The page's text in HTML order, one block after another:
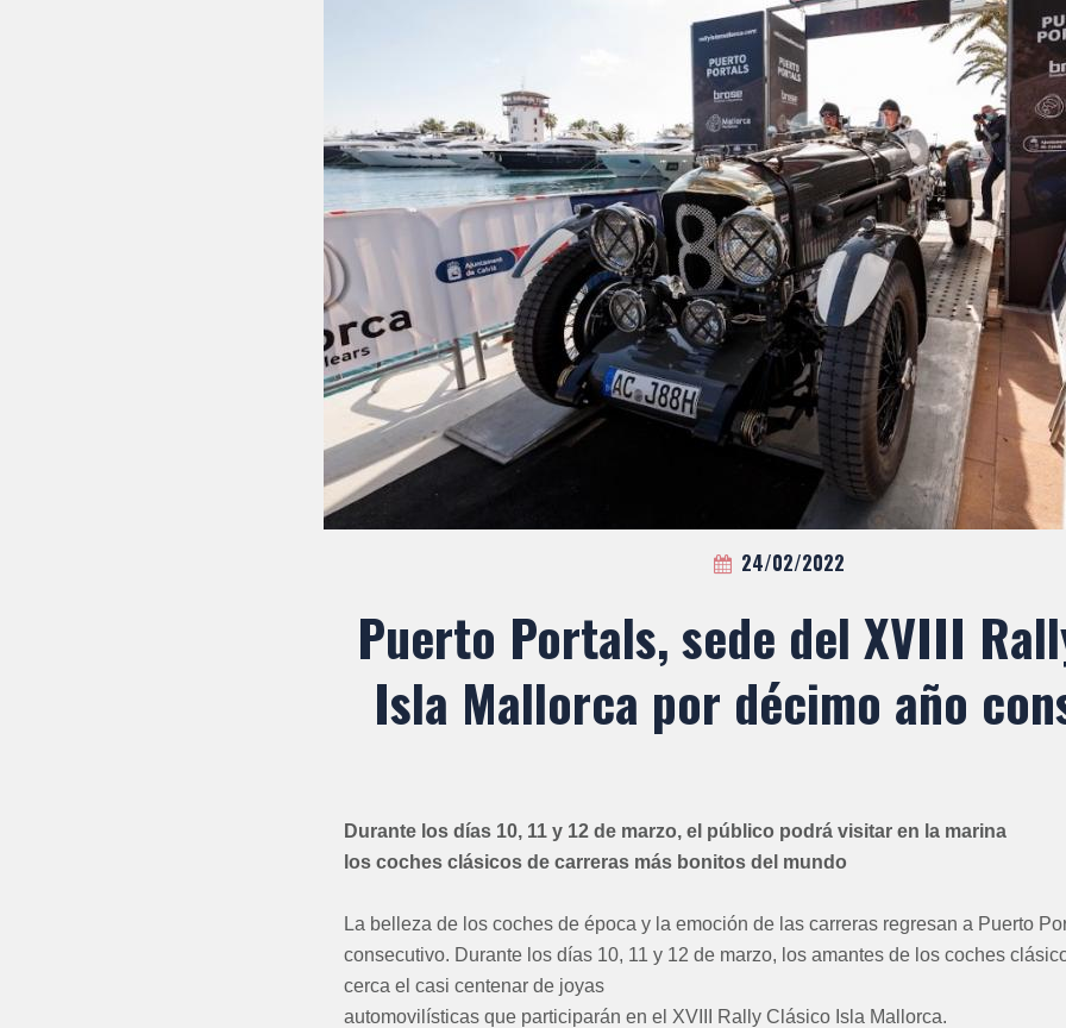
24/02/2022
Puerto Portals, sede del XVIII
Isla Mallorca por décimo año
Durante los días 10, 11 y 12 de marzo, el público podrá visitar en la marina
los coches clásicos de carreras más bonitos del mundo
La belleza de los coches de época y la emoción de las carreras regresan a Puerto
consecutivo. Durante los días 10, 11 y 12 de marzo, los amantes de los coches
cerca el casi centenar de joyas
automovilísticas que participarán en el XVIII Rally Clásico Isla Mallorca.